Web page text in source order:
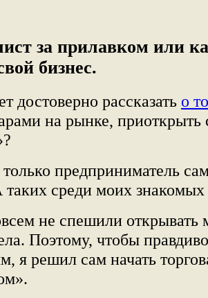
за прилавком или
бизнес.
достоверно рассказать о
на рынке, приоткрыть
предприниматель
среди моих
не спешили открывать
Поэтому, чтобы
я решил сам начать